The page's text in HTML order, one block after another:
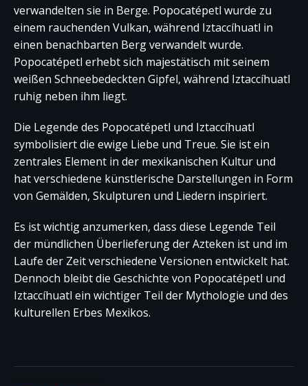
verwandelten sie in Berge. Popocatépetl wurde zu
einem rauchenden Vulkan, während Iztaccíhuatl in
einen benachbarten Berg verwandelt wurde.
Popocatépetl erhebt sich majestätisch mit seinem
weißen Schneebedeckten Gipfel, während Iztaccíhuatl
ruhig neben ihm liegt.
Die Legende des Popocatépetl und Iztaccíhuatl
symbolisiert die ewige Liebe und Treue. Sie ist ein
zentrales Element in der mexikanischen Kultur und
hat verschiedene künstlerische Darstellungen in Form
von Gemälden, Skulpturen und Liedern inspiriert.
Es ist wichtig anzumerken, dass diese Legende Teil
der mündlichen Überlieferung der Azteken ist und im
Laufe der Zeit verschiedene Versionen entwickelt hat.
Dennoch bleibt die Geschichte von Popocatépetl und
Iztaccíhuatl ein wichtiger Teil der Mythologie und des
kulturellen Erbes Mexikos.